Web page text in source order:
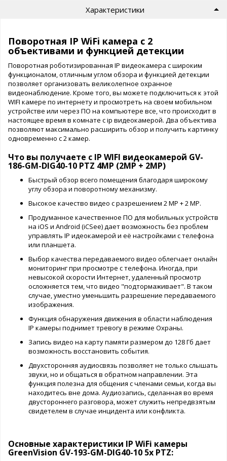
Характеристики
Поворотная IP WiFi камера с 2
объективами и функцией детекции
Поворотная роботизированная IP видеокамера с широким
функционалом, отличным углом обзора и функцией детекции
позволяет организовать великолепное охранное
видеонаблюдение. Кроме того, вы можете подключиться к этой
WIFI камере по интернету и просмотреть на своем мобильном
устройстве или через ПО на компьютере все, что происходит в
настоящее время в комнате с ip видеокамерой. Два объектива
позволяют максимально расширить обзор и получить картинку
одновременно с 2 камер.
Что вы получаете с IP WIFI видеокамерой GV-
186-GM-DIG40-10 PTZ 4MP (2MP + 2MP)
Быстрый обзор всего помещения благодаря широкому
углу обзора и поворотному механизму.
Высокое качество видео с разрешением 2 МР + 2 МР.
Продуманное качественное ПО для мобильных устройств
на iOS и Android (iCSee) дает возможность без проблем
управлять IP идеокамерой и её настройками с телефона
или планшета.
Выбор качества передаваемого видео облегчает онлайн
мониторинг при просмотре с телефона. Иногда, при
невысокой скорости Интернет, удаленный просмотр
осложняется тем, что видео "подтормаживает". В таком
случае, уместно уменьшить разрешение передаваемого
изображения.
Функция обнаружения движения в области наблюдения
IP камеры поднимет тревогу в режиме Охраны.
Запись видео на карту памяти размером до 128 Гб дает
возможность восстановить события.
Двухсторонняя аудиосвязь позволяет не только слышать
звуки, но и общаться в обратном направлении. Эта
функция полезна для общения с членами семьи, когда вы
находитесь вне дома. Аудиозапись, сделанная во время
двустороннего разговора, может служить непредвзятым
свидетелем в случае инцидента или конфликта.
Основные характеристики IP WiFi камеры
GreenVision GV-193-GM-DIG40-10 5х PTZ: